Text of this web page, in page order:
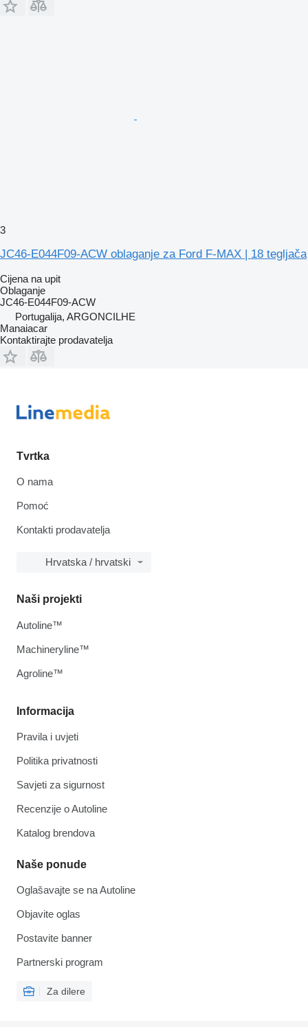
3
JC46-E044F09-ACW oblaganje za Ford F-MAX | 18 tegljača
Cijena na upit
Oblaganje
JC46-E044F09-ACW
Portugalija, ARGONCILHE
Manaiacar
Kontaktirajte prodavatelja
Tvrtka
O nama
Pomoć
Kontakti prodavatelja
Hrvatska / hrvatski
Informacija
Pravila i uvjeti
Politika privatnosti
Savjeti za sigurnost
Recenzije o Autoline
Katalog brendova
Naše ponude
Oglašavajte se na Autoline
Objavite oglas
Postavite banner
Partnerski program
Za dilere
Naši projekti
Autoline™
Machineryline™
Agroline™